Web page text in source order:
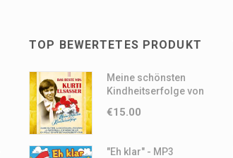
TOP BEWERTETES PRODUKT
Meine schönsten
Kindheitserfolge von
€15.00
"Eh klar" - MP3